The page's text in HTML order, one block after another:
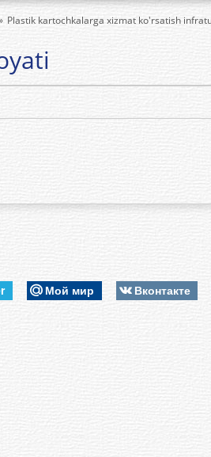
Plastik kartochkalarga xizmat ko'rsatish
Мой мир Вконтакте